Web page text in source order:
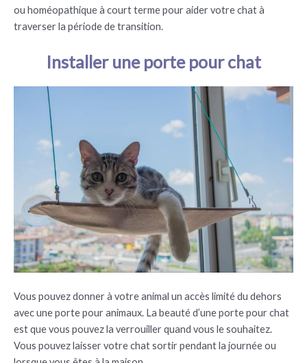
ou homéopathique à court terme pour aider votre chat à
traverser la période de transition.
Installer une porte pour chat
Vous pouvez donner à votre animal un accès limité du dehors
avec une porte pour animaux. La beauté d’une porte pour chat
est que vous pouvez la verrouiller quand vous le souhaitez.
Vous pouvez laisser votre chat sortir pendant la journée ou